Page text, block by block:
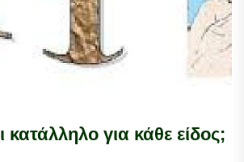
κατάλληλο για κάθε είδος;